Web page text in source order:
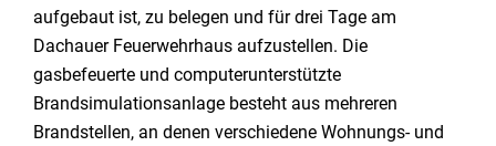
aufgebaut ist, zu belegen und für drei Tage am
Dachauer Feuerwehrhaus aufzustellen. Die
gasbefeuerte und computerunterstützte
Brandsimulationsanlage besteht aus mehreren
Brandstellen, an denen verschiedene Wohnungs- und